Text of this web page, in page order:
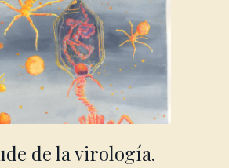
de la virología.